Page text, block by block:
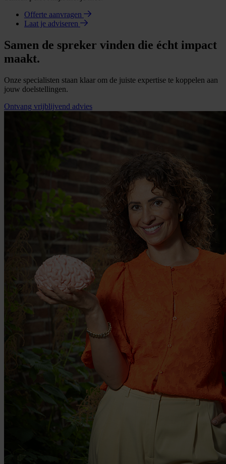
Offerte aanvragen
Laat je adviseren
Samen de spreker vinden die écht impact
maakt.
Onze specialisten staan klaar om de juiste expertise te koppelen aan
jouw doelstellingen.
Ontvang vrijblijvend advies